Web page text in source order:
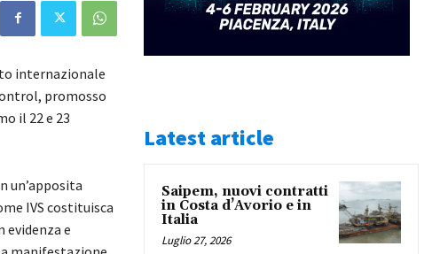
internazionale
promosso
il 22 e 23
un’apposita
IVS costituisca
e
Latest article
Saipem, nuovi contratti
in Costa d’Avorio e in
Italia
Luglio 27, 2026